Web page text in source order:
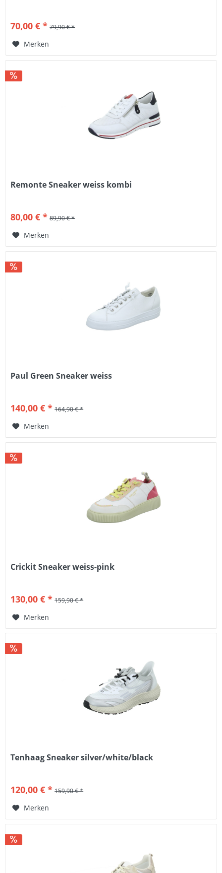
70,00 € * 79,90 € *
Merken
Remonte Sneaker weiss kombi
80,00 € * 89,90 € *
Merken
Paul Green Sneaker weiss
140,00 € * 164,90 € *
Merken
Crickit Sneaker weiss-pink
130,00 € * 159,90 € *
Merken
Tenhaag Sneaker silver/white/black
120,00 € * 159,90 € *
Merken